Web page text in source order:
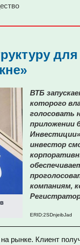
ВТБ
которого
голосовать
приложении
инвестор
компаниям,
ERID:2SDnjeibJad
рынке. Клиент